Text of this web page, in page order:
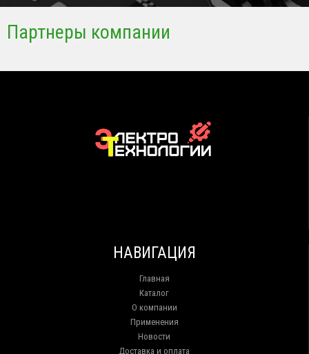
Партнеры компании
НАВИГАЦИЯ
Главная
Каталог
О компании
Применения
Новости
Доставка и оплата